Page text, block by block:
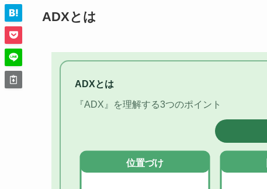
ADXとは
ADXとは
『ADX』を理解する3つのポイント
位置づけ